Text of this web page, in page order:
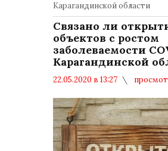
Карагандинской области
Связано ли
объектов с ростом
заболеваемости
Карагандинской
22.05.2020 в 13:27